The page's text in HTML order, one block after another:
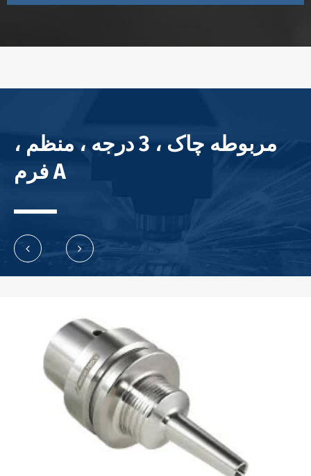
مربوطه چاک ، 3 درجه ، منظم ،
فرم A